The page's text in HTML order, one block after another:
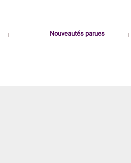
Nouveautés parues